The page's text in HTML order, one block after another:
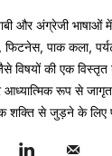
और अंग्रेजी भाषाओं
फिटनेस, पाक कला,
विषयों की एक
आध्यात्मिक रूप से
शक्ति से जुड़ने के लिए